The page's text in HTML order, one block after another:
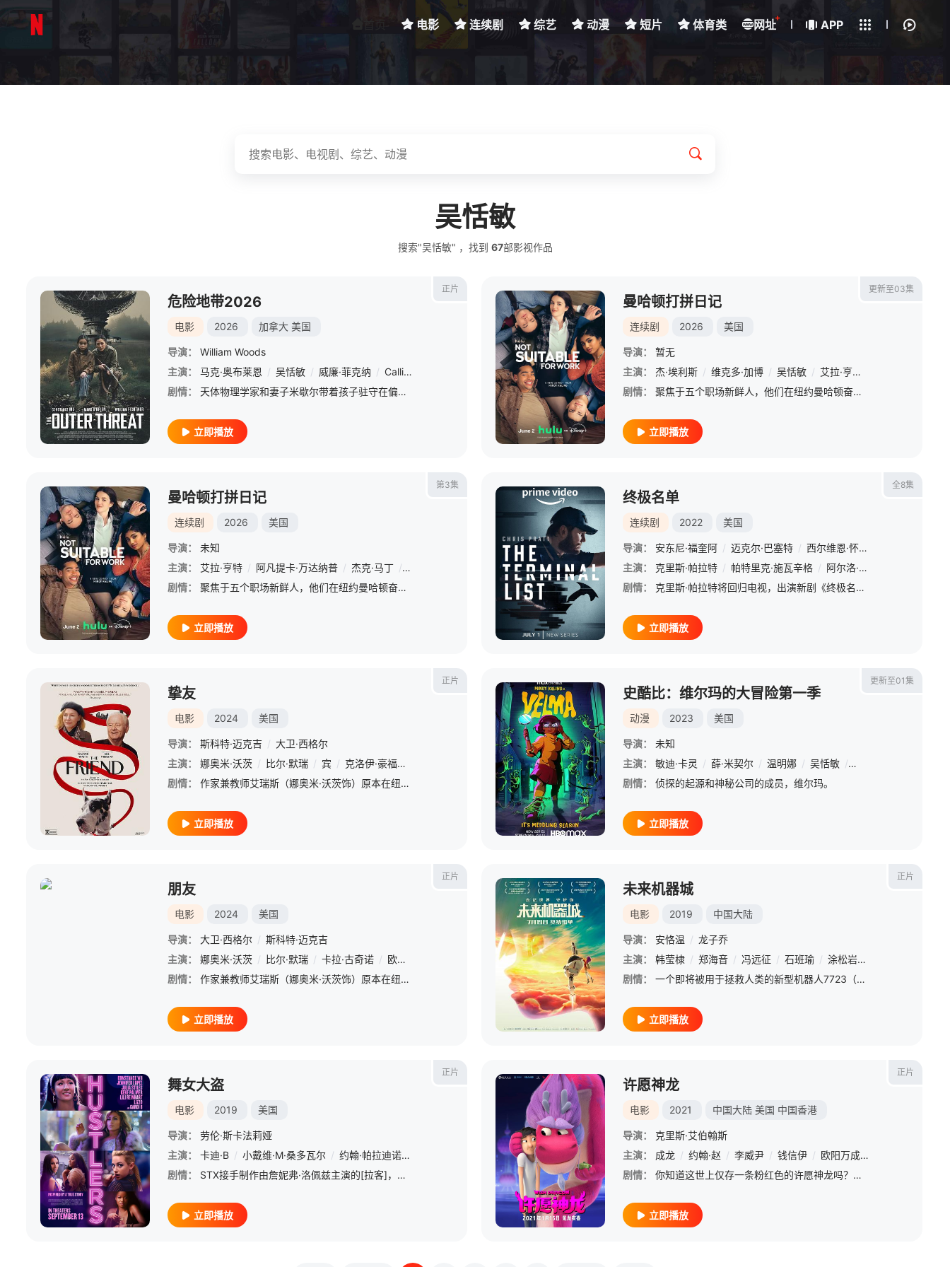
电影 连续剧 综艺 动漫 短片 体育类 网址
+
APP
下载客户端
我的观影记录
吴恬敏
搜索"吴恬敏" ，找到 67部影视作品
正片
危险地带2026
电影 2026 加拿大 美国
导演：
William Woods
主演：
马克·奥布莱恩 / 吴恬敏 / 威廉·菲克纳 / Callista Crowe
剧情：
天体物理学家和妻子米歇尔带着孩子驻守在偏远的射电天文台，常年监听来自宇宙深处的信号。一次意外，他捕捉到一串规律清晰的地外信号，坐实了外星文明的存在。消息泄露后，以山姆为首的神秘势力立刻展开追踪。为了保
立即播放
更新至03集
曼哈顿打拼日记
连续剧 2026 美国
导演：
暂无
主演：
杰·埃利斯 / 维克多·加博 / 吴恬敏 / 艾拉·亨特
剧情：
聚焦于五个职场新鲜人，他们在纽约曼哈顿奋力追求事业成功，而个人幸福则往往只能排在职业规划之后。
立即播放
第3集
曼哈顿打拼日记
连续剧 2026 美国
导演：
未知
主演：
艾拉·亨特 / 阿凡提卡·万达纳普 / 杰克·马丁 / 尼古拉斯·杜威内 威尔·菲茨 / 维克多·加博 吴恬敏 格雷格·格曼 / 梅·洪 / 劳拉·贝尔·邦迪 / 哈里·理查森
剧情：
聚焦于五个职场新鲜人，他们在纽约曼哈顿奋力追求事业成功，而个人幸福则往往只能排在职业规划之后。
立即播放
全8集
终极名单
连续剧 2022 美国
导演： 安东尼·福奎阿 / 迈克尔·巴塞特 / 西尔维恩·怀特
主演：
克里斯·帕拉特 / 帕特里克·施瓦辛格 / 阿尔洛·默茨
剧情：
克里斯·帕拉特将回归电视，出演新剧《终极名单》(The Terminal List，暂译)。剧集由安东尼·福奎阿执导，根据Jack Carr畅销小说改编，David DiGilio(《旅行者》)撰写剧
立即播放
正片
挚友
电影 2024 美国
导演： 斯科特·迈克吉 / 大卫·西格尔
主演：
娜奥米·沃茨 / 比尔·默瑞 / 宾 / 克洛伊·豪福莱尔 苏珊·林斯 / 乔尔·范·刘 乔什·帕斯 / 卡拉·古奇诺 / 吴恬敏 / 诺玛·杜梅温尼 / 萨拉·皮金
剧情：
作家兼教师艾瑞斯（娜奥米·沃茨饰）原本在纽约过着安稳而独居的生活，但当她最亲密的朋友兼导师（比尔·默瑞饰）突然去世，并将他心爱的150磅重的大丹犬留给她时，她的生活被彻底打乱了。这只高贵却难以驯服的巨
立即播放
更新至01集
史酷比：维尔玛的大冒险第一季
动漫 2023 美国
导演：
未知
主演：
敏迪·卡灵 / 薛·米契尔 / 温明娜 / 吴恬敏 / 梅丽莎·弗梅洛
剧情：
侦探的起源和神秘公司的成员，维尔玛。
立即播放
正片
朋友
电影 2024 美国
导演： 大卫·西格尔 / 斯科特·迈克吉
主演：
娜奥米·沃茨 / 比尔·默瑞 / 卡拉·古奇诺 / 欧文·泰格 诺玛·杜梅温尼 / 吴恬敏 / 安·唐德 / 乔什·帕斯 / 菲利斯·索利斯 / 乔尔·范·刘 / 萨拉·皮金 / 苏·吉恩·金
剧情：
作家兼教师艾瑞斯（娜奥米·沃茨饰）原本在纽约过着安稳而独居的生活，但当她最亲密的朋友兼导师（比尔·默瑞饰）突然去世，并将他心爱的150磅重的大丹犬留给她时，她的生活被彻底打乱了。这只高贵却难以驯服的巨
立即播放
正片
未来机器城
电影 2019 中国大陆
导演： 安恪温 / 龙子乔
主演：
韩莹棣 / 郑海音 / 冯远征 / 石班瑜 / 涂松岩 /
剧情：
一个即将被用于拯救人类的新型机器人7723（韩莹棣配音），因缘际会遇上了热爱足球的调皮少女苏小麦（郑海音配音）。而看似顽劣的小麦生长在一个不算完整的家庭里，父亲为追梦离家，使得小麦的成长也受到了影响，性格冷漠孤僻。7723的出现也使得这对欢喜冤家逐渐在相爱相杀中成为了一对挚友。然而好景不长，心怀毁灭人类之梦的庞老板（冯远征配音）追踪到了7723的下落，然而那些印刻着小麦名字的温柔颜色和绚烂时光早已在他的生命里留下了不可磨灭的痕迹……
立即播放
正片
舞女大盗
电影 2019 美国
导演：
劳伦·斯卡法莉娅
主演：
卡迪·B / 小戴维·M·桑多瓦尔 / 约翰·帕拉迪诺 / 瓦妮莎·阿斯皮利亚加 亚历克斯·布鲁 / 玛德琳·布鲁尔 / 柯柯·帕尔莫 / 吴恬敏 / 列尼斯·德洛桑托斯
剧情：
STX接手制作由詹妮弗·洛佩兹主演的[拉客]，此前该片由Annapurna打造。与此同时吴恬敏也宣布加盟影片，本片故事改编自《纽约客》同名文章，讲述在金融危机之后，依赖华尔街客户的脱衣舞舞者的生计故事
立即播放
正片
许愿神龙
电影 2021 中国大陆 美国 中国香港
导演：
克里斯·艾伯翰斯
主演：
成龙 / 约翰·赵 / 李威尹 / 钱信伊 / 欧阳万成 /
剧情：
你知道这世上仅存一条粉红色的许愿神龙吗？他能够实现许愿者任何逆天改命的愿望。这样的神力引得不少人在暗中寻找神龙的踪迹，然而普普通通的上海小青年丁思齐误打误撞打开了神龙的封印。千年代沟引发连串爆笑经历，
立即播放